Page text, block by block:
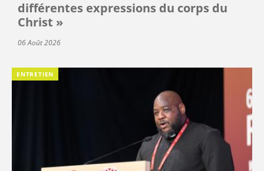
différentes expressions du corps du
Christ »
06 Août 2026
ENTRETIEN